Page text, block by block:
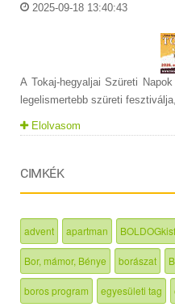
2025-09-18 13:40:43
A Tokaj-hegyaljai Szüreti
legelismertebb szüreti
Elolvasom
CIMKÉK
advent apartman
Bor, mámor, Bénye borászat
boros program egyesületi tag